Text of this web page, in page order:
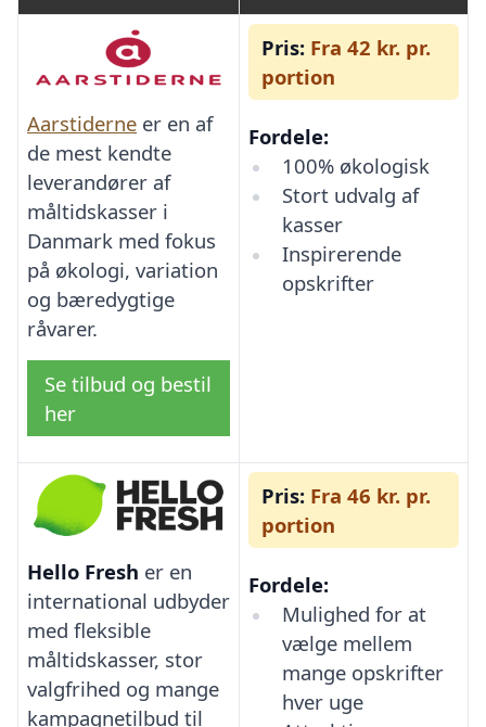
Aarstiderne er en af
de mest kendte
leverandører af
måltidskasser i
Danmark med fokus
på økologi, variation
og bæredygtige
råvarer.
Se tilbud og bestil
her
Pris: Fra 42 kr. pr.
portion
Fordele:
100% økologisk
Stort udvalg af
kasser
Inspirerende
opskrifter
Hello Fresh er en
international udbyder
med fleksible
måltidskasser, stor
valgfrihed og mange
kampagnetilbud til
Pris: Fra 46 kr. pr.
portion
Fordele:
Mulighed for at
vælge mellem
mange opskrifter
hver uge